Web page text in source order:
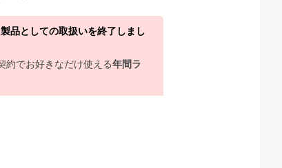
品としての取扱いを終了しまし
約でお好きなだけ使える年間ラ